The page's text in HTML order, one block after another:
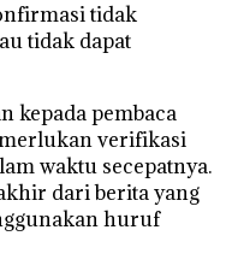
tidak
tidak dapat
kepada pembaca
verifikasi
waktu secepatnya.
dari berita yang
huruf